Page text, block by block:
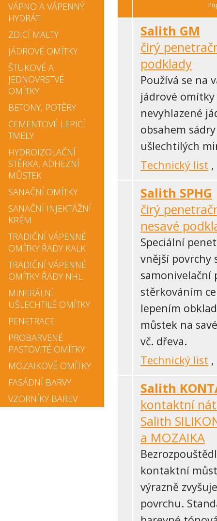
VÁPNO A VÁPENNÝ
HYDRÁT
ZDICÍ MALTY
JÁDROVÉ OMÍTKY
ŠTUKOVÉ A
JEDNOVRSTVÉ
OMÍTKY
BETONY, POTĚRY
CEMENTOVÉ LEPICÍ
TMELY
HYDROIZOLAČNÍ
STĚRKA, ADHEZNÍ
MŮSTEK
SANAČNÍ OMÍTKY
SANAČNÍ INJEKTÁŽNÍ
KRÉM
TRADIČNÍ VÁPENNÉ
OMÍTKY ŘADY KALK
TRADIČNÍ VÁPENNÉ
OMÍTKY ŘADY NHL
MINERÁLNÍ
UŠLECHTILÉ OMÍTKY
PENETRACE
PROBARVENÉ
PASTOVITÉ OMÍTKY
MOZAIKOVÉ OMÍTKY
FASÁDNÍ BARVY
VZORNÍKY BAREV
Salith GM
čirý
podklady
Používá se na
jádrové
nevyhlazené
obsahem
ušlechtilých
Technický list ,
Salith SPHG
čirý
nesavé
Speciální
vnější povrchy
samonivelační
stěrkováním
lepením
můstek na
vč. dřeva.
Technický list ,
Salith
kontaktní
Salith
a MOZAIKA
kontaktní
výrazně
povrchu.